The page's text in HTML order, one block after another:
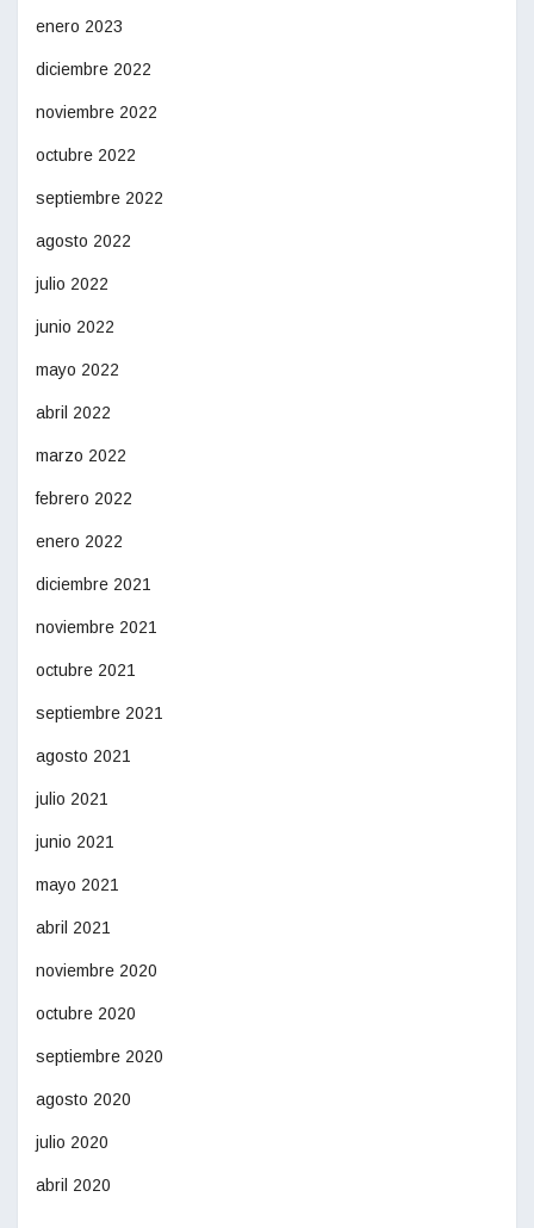
enero 2023
diciembre 2022
noviembre 2022
octubre 2022
septiembre 2022
agosto 2022
julio 2022
junio 2022
mayo 2022
abril 2022
marzo 2022
febrero 2022
enero 2022
diciembre 2021
noviembre 2021
octubre 2021
septiembre 2021
agosto 2021
julio 2021
junio 2021
mayo 2021
abril 2021
noviembre 2020
octubre 2020
septiembre 2020
agosto 2020
julio 2020
abril 2020